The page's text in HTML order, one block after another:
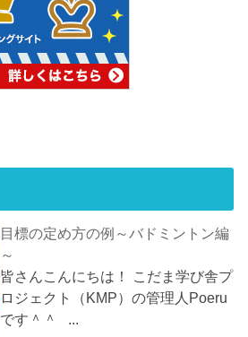
目標の定め方の例～バドミントン編
～
皆さんこんにちは！ こだま学び舎プ
ロジェクト（KMP）の管理人Poeru
です＾＾ ...